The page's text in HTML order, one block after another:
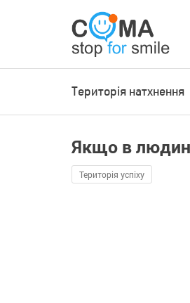
Територія натхнення
Якщо в
Територія успіху